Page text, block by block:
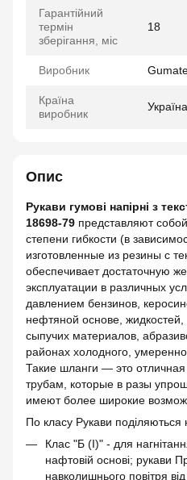
Гарантійний
термін
зберігання, міс
18
Виробник
Країна
виробник
Україна
Опис
Рукави гумові напірні з
18698-79 представляют
степени гибкости (в
изготовленные из резины с
обеспечивает достаточную
эксплуатации в различных
давлением бензинов,
нефтяной основе,
сыпучих материалов,
районах холодного,
Такие шланги — это отличная
трубам, которые в разы
имеют более широкие
По класу Рукави поділяються
Клас "Б (I)" - для
нафтовій основі; рукави
навколишнього повітря